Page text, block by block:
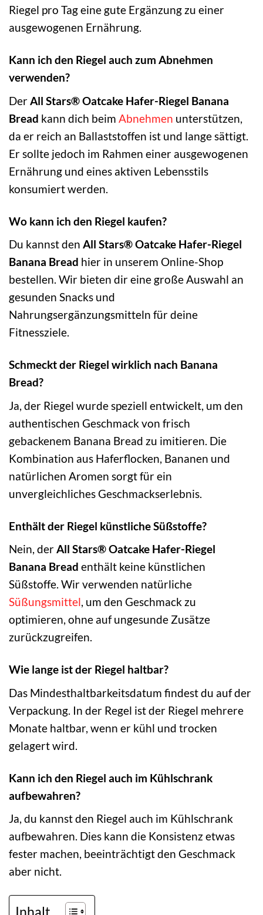
Riegel pro Tag eine gute Ergänzung zu einer
ausgewogenen Ernährung.
Kann ich den Riegel auch zum Abnehmen
verwenden?
DerAll Stars® Oatcake Hafer-Riegel Banana
Bread kann dich beim Abnehmen unterstützen,
da er reich an Ballaststoffen ist und lange sättigt.
Er sollte jedoch im Rahmen einer ausgewogenen
Ernährung und eines aktiven Lebensstils
konsumiert werden.
Wo kann ich den Riegel kaufen?
Du kannst den All Stars® Oatcake Hafer-Riegel
Banana Bread hier in unserem Online-Shop
bestellen. Wir bieten dir eine große Auswahl an
gesunden Snacks und
Nahrungsergänzungsmitteln für deine
Fitnessziele.
Schmeckt der Riegel wirklich nach Banana
Bread?
Ja, der Riegel wurde speziell entwickelt, um den
authentischen Geschmack von frisch
gebackenem Banana Bread zu imitieren. Die
Kombination aus Haferflocken, Bananen und
natürlichen Aromen sorgt für ein
unvergleichliches Geschmackserlebnis.
Enthält der Riegel künstliche Süßstoffe?
Nein, derAll Stars® Oatcake Hafer-Riegel
Banana Bread enthält keine künstlichen
Süßstoffe. Wir verwenden natürliche
Süßungsmittel, um den Geschmack zu
optimieren, ohne auf ungesunde Zusätze
zurückzugreifen.
Wie lange ist der Riegel haltbar?
Das Mindesthaltbarkeitsdatum findest du auf der
Verpackung. In der Regel ist der Riegel mehrere
Monate haltbar, wenn er kühl und trocken
gelagert wird.
Kann ich den Riegel auch im Kühlschrank
aufbewahren?
Ja, du kannst den Riegel auch im Kühlschrank
aufbewahren. Dies kann die Konsistenz etwas
fester machen, beeinträchtigt den Geschmack
aber nicht.
Inhalt